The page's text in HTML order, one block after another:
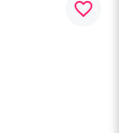
favorite_border